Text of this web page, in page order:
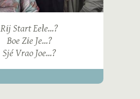
Rij Start Eele...?
Boe Zie Je...?
Sjé Vrao Joe...?